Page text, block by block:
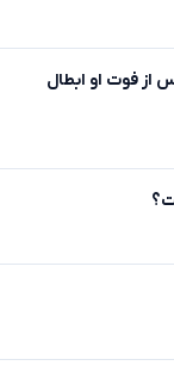
از فوت او ابطال